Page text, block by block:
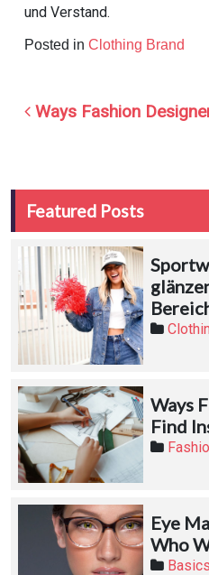
und Verstand.
Posted in Clothing Brand
Post
Ways Fashion
Featured Posts
Ways
Find
Eye
Who